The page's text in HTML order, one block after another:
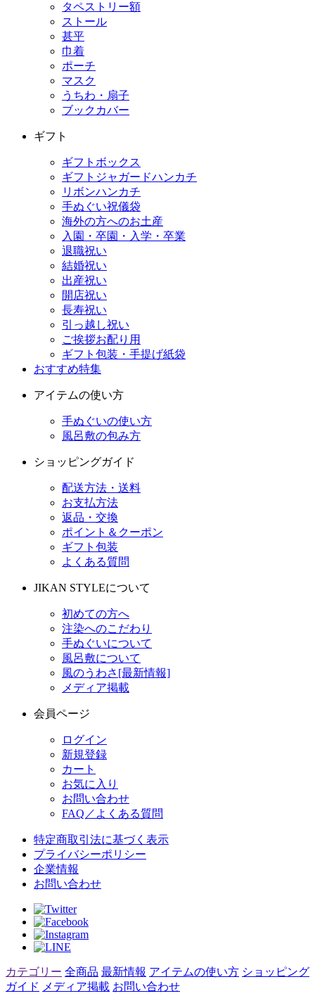
タペストリー額
ストール
甚平
巾着
ポーチ
マスク
うちわ・扇子
ブックカバー
ギフト
ギフトボックス
ギフトジャガードハンカチ
リボンハンカチ
手ぬぐい祝儀袋
海外の方へのお土産
入園・卒園・入学・卒業
退職祝い
結婚祝い
出産祝い
開店祝い
長寿祝い
引っ越し祝い
ご挨拶お配り用
ギフト包装・手提げ紙袋
おすすめ特集
アイテムの使い方
手ぬぐいの使い方
風呂敷の包み方
ショッピングガイド
配送方法・送料
お支払方法
返品・交換
ポイント＆クーポン
ギフト包装
よくある質問
JIKAN STYLEについて
初めての方へ
注染へのこだわり
手ぬぐいについて
風呂敷について
風のうわさ[最新情報]
メディア掲載
会員ページ
ログイン
新規登録
カート
お気に入り
お問い合わせ
FAQ／よくある質問
特定商取引法に基づく表示
プライバシーポリシー
企業情報
お問い合わせ
カテゴリー 全商品 最新情報 アイテムの使い方 ショッピング
ガイド メディア掲載 お問い合わせ